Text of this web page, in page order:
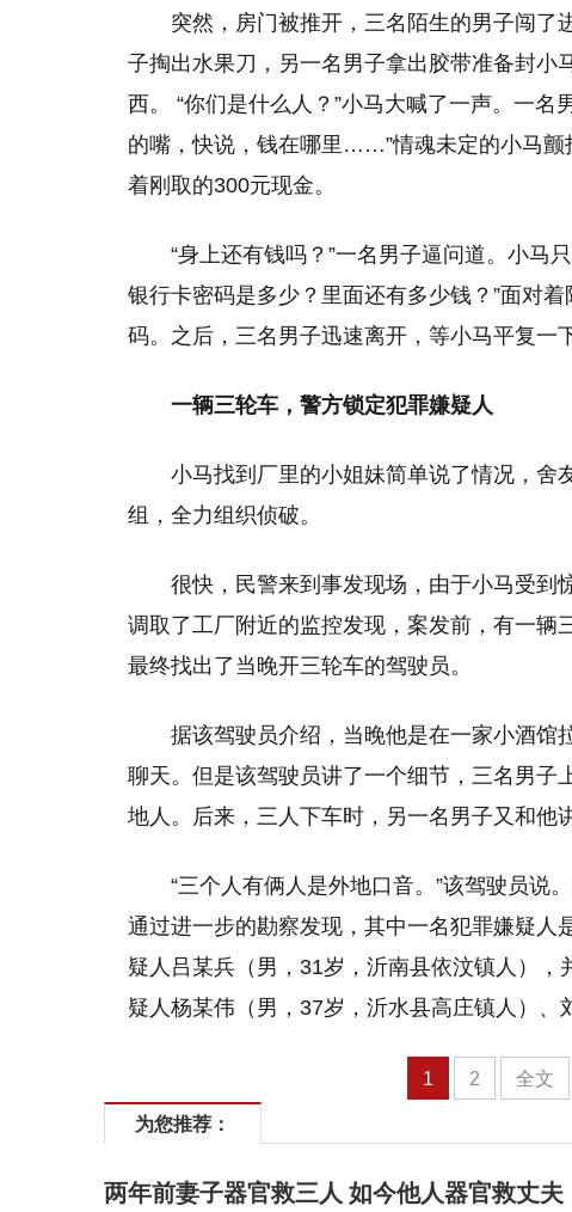
突然，房门被推开，三名陌生的男子闯了
子掏出水果刀，另一名男子拿出胶带准备封小
西。 “你们是什么人？”小马大喊了一声。一
的嘴，快说，钱在哪里……”情魂未定的小马颤
着刚取的300元现金。
“身上还有钱吗？”一名男子逼问道。小马
银行卡密码是多少？里面还有多少钱？”面对
码。之后，三名男子迅速离开，等小马平复一
一辆三轮车，警方锁定犯罪嫌疑人
小马找到厂里的小姐妹简单说了情况，舍
组，全力组织侦破。
很快，民警来到事发现场，由于小马受到
调取了工厂附近的监控发现，案发前，有一辆
最终找出了当晚开三轮车的驾驶员。
据该驾驶员介绍，当晚他是在一家小酒馆
聊天。但是该驾驶员讲了一个细节，三名男子
地人。后来，三人下车时，另一名男子又和他
“三个人有俩人是外地口音。”该驾驶员说
通过进一步的勘察发现，其中一名犯罪嫌疑人
疑人吕某兵（男，31岁，沂南县依汶镇人）
疑人杨某伟（男，37岁，沂水县高庄镇人）、
1 2 全文
为您推荐：
两年前妻子器官救三人 如今他人器官救丈夫